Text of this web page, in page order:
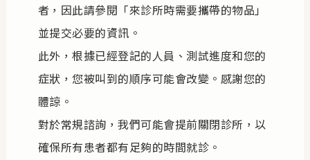
者，因此請參閱「來診所時需要攜帶的物品」
並提交必要的資訊。
此外，根據已經登記的人員、測試進度和您的
症狀，您被叫到的順序可能會改變。感謝您的
體諒。
對於常規諮詢，我們可能會提前關閉診所，以
確保所有患者都有足夠的時間就診。